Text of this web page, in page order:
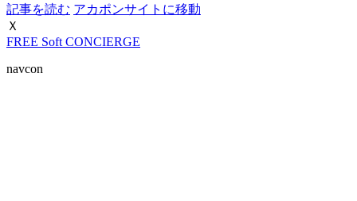
記事を読む アカポンサイトに移動
Ｘ
FREE Soft CONCIERGE
navcon